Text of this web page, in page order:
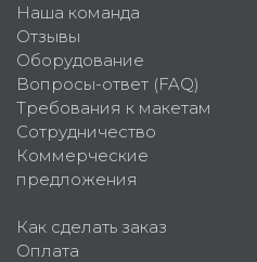
Наша команда
Отзывы
Оборудование
Вопросы-ответ (FAQ)
Требования к макетам
Сотрудничество
Коммерческие
предложения
Как сделать заказ
Оплата